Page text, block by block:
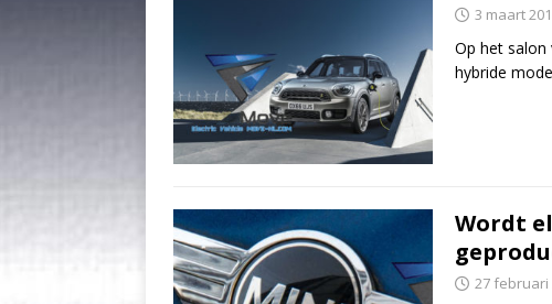
3 maart
Op het salon
hybride
Wordt
27 februari